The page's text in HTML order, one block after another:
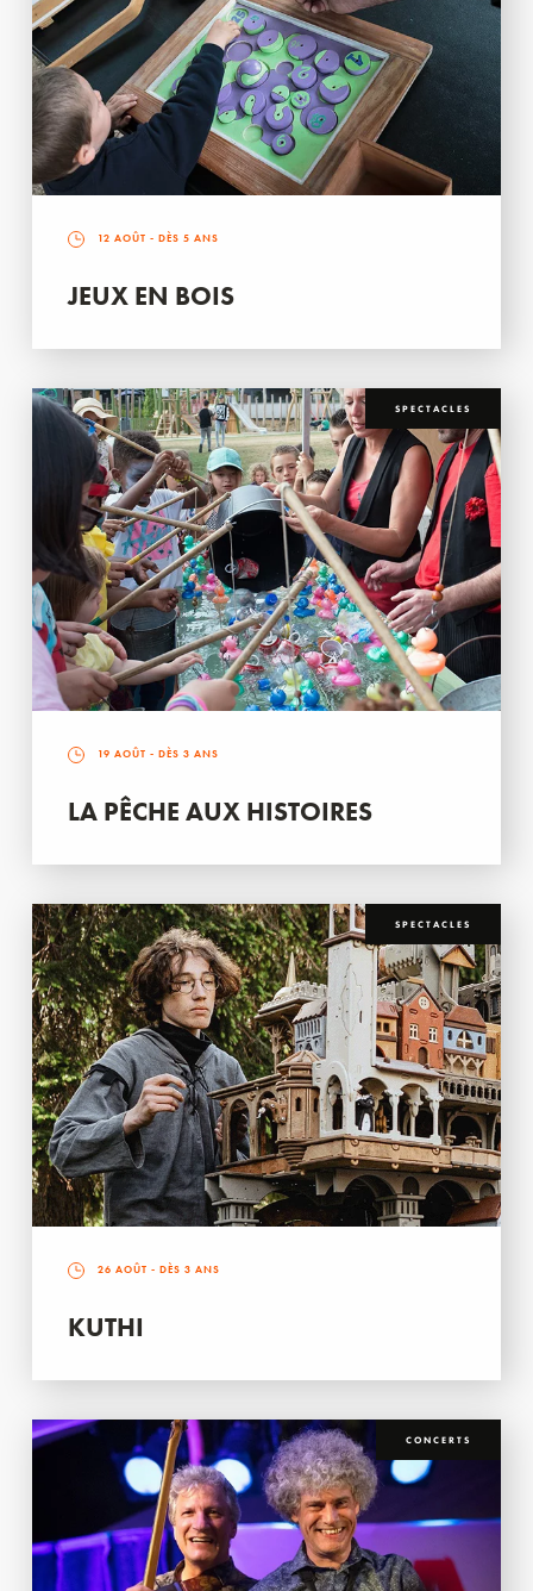
12 AOÛT - DÈS 5 ANS
JEUX EN BOIS
SPECTACLES
19 AOÛT - DÈS 3 ANS
LA PÊCHE AUX HISTOIRES
SPECTACLES
26 AOÛT - DÈS 3 ANS
KUTHI
CONCERTS